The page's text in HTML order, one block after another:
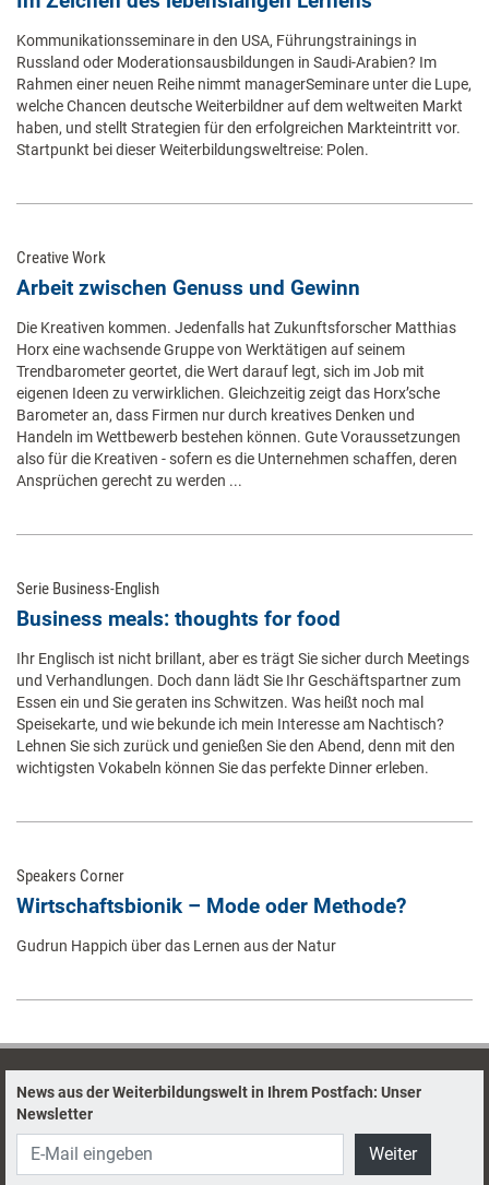
Kommunikationsseminare in den USA, Führungstrainings in
Russland oder Moderationsausbildungen in Saudi-Arabien? Im
Rahmen einer neuen Reihe nimmt managerSeminare unter die Lupe,
welche Chancen deutsche Weiterbildner auf dem weltweiten Markt
haben, und stellt Strategien für den erfolgreichen Markteintritt vor.
Startpunkt bei dieser Weiterbildungsweltreise: Polen.
Creative Work
Arbeit zwischen Genuss und Gewinn
Die Kreativen kommen. Jedenfalls hat Zukunftsforscher Matthias
Horx eine wachsende Gruppe von Werktätigen auf seinem
Trendbarometer geortet, die Wert darauf legt, sich im Job mit
eigenen Ideen zu verwirklichen. Gleichzeitig zeigt das Horx’sche
Barometer an, dass Firmen nur durch kreatives Denken und
Handeln im Wettbewerb bestehen können. Gute Voraussetzungen
also für die Kreativen - sofern es die Unternehmen schaffen, deren
Ansprüchen gerecht zu werden ...
Serie Business-English
Business meals: thoughts for food
Ihr Englisch ist nicht brillant, aber es trägt Sie sicher durch Meetings
und Verhandlungen. Doch dann lädt Sie Ihr Geschäftspartner zum
Essen ein und Sie geraten ins Schwitzen. Was heißt noch mal
Speisekarte, und wie bekunde ich mein Interesse am Nachtisch?
Lehnen Sie sich zurück und genießen Sie den Abend, denn mit den
wichtigsten Vokabeln können Sie das perfekte Dinner erleben.
Speakers Corner
Wirtschaftsbionik – Mode oder Methode?
Gudrun Happich über das Lernen aus der Natur
News aus der Weiterbildungswelt in Ihrem Postfach: Unser
Newsletter
Weiter